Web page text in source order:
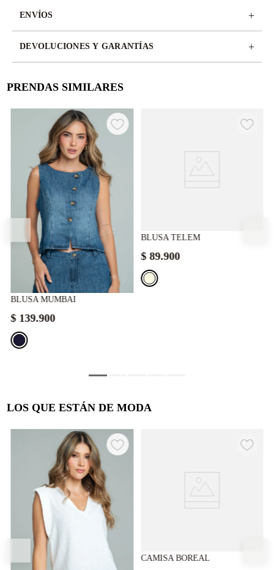
ENVÍOS +
DEVOLUCIONES Y GARANTÍAS +
PRENDAS SIMILARES
BLUSA MUMBAI
$ 139.900
BLUSA TELEM
$ 89.900
LOS QUE ESTÁN DE MODA
CAMISA BOREAL